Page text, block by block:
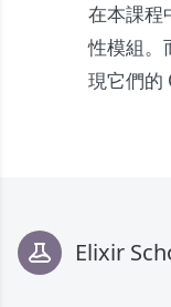
在本課程
性模組。
現它們的
Elixir